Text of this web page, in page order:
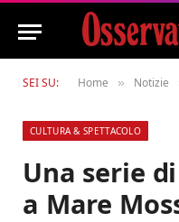
SEI SU: Home » Notizie
CULTURA & SPETTACOLO
Una serie
a Mare